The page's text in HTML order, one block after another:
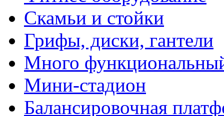
Скамьи и стойки
Грифы, диски, гантели
Много
Мини-стадион
Балансировочная